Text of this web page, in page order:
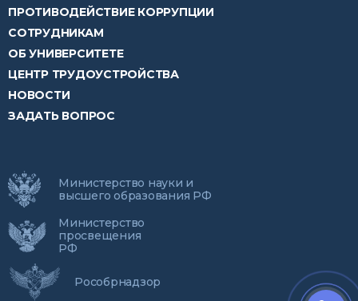
ПРОТИВОДЕЙСТВИЕ КОРРУПЦИИ
СОТРУДНИКАМ
ОБ УНИВЕРСИТЕТЕ
ЦЕНТР ТРУДОУСТРОЙСТВА
НОВОСТИ
ЗАДАТЬ ВОПРОС
Министерство науки и
высшего образования РФ
Министерство
просвещения
РФ
Рособрнадзор